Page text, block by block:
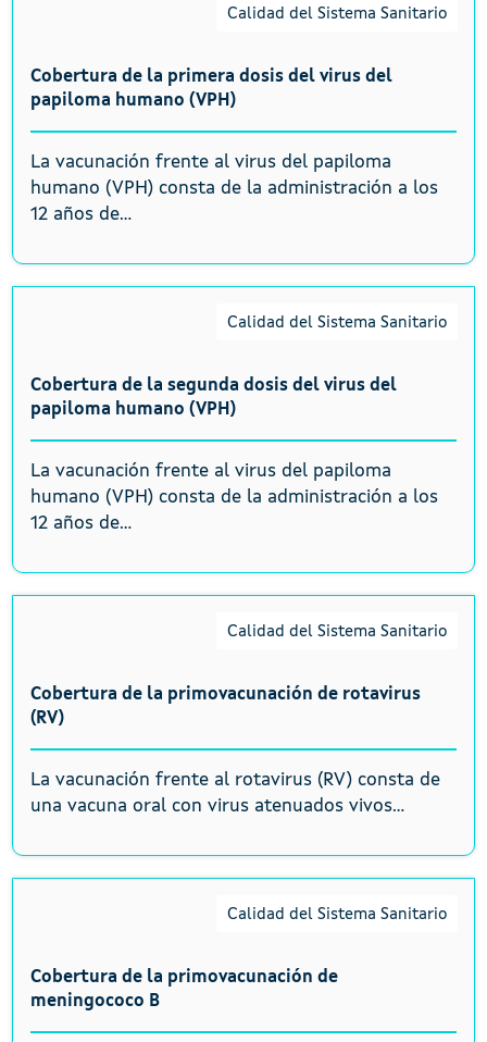
Calidad del Sistema Sanitario
Cobertura de la primera dosis del virus del
papiloma humano (VPH)
La vacunación frente al virus del papiloma
humano (VPH) consta de la administración a los
12 años de...
Calidad del Sistema Sanitario
Cobertura de la segunda dosis del virus del
papiloma humano (VPH)
La vacunación frente al virus del papiloma
humano (VPH) consta de la administración a los
12 años de...
Calidad del Sistema Sanitario
Cobertura de la primovacunación de rotavirus
(RV)
La vacunación frente al rotavirus (RV) consta de
una vacuna oral con virus atenuados vivos...
Calidad del Sistema Sanitario
Cobertura de la primovacunación de
meningococo B